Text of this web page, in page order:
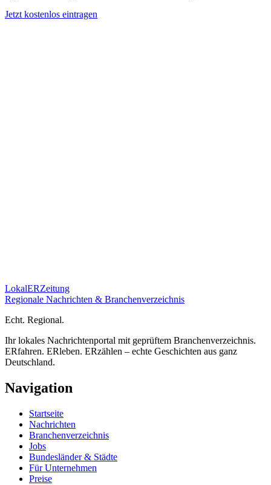
Jetzt kostenlos eintragen
LokalERZeitung
Regionale Nachrichten & Branchenverzeichnis
Echt. Regional.
Ihr lokales Nachrichtenportal mit geprüftem Branchenverzeichnis.
ERfahren. ERleben. ERzählen – echte Geschichten aus ganz
Deutschland.
Navigation
Startseite
Nachrichten
Branchenverzeichnis
Jobs
Bundesländer & Städte
Für Unternehmen
Preise